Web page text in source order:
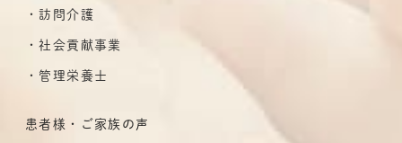
訪問介護
社会貢献事業
管理栄養士
患者様・ご家族の声